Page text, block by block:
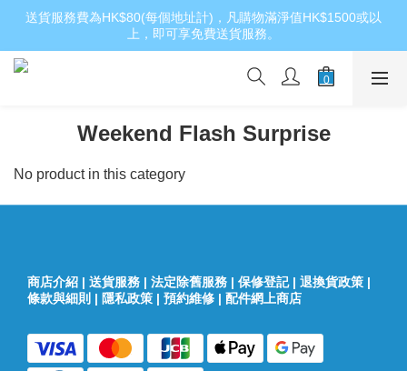
送貨服務費為HK$80(每個地址計)，凡購物滿淨值HK$1500或以
上，即可享免費送貨服務。
Weekend Flash Surprise
No product in this category
商店介紹 | 送貨服務 | 法定除舊服務 | 保修登記| 退換貨政策 |
條款與細則 | 隱私政策 | 預約維修 | 配件網上商店